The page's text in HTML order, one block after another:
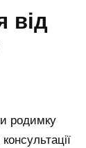
родимку